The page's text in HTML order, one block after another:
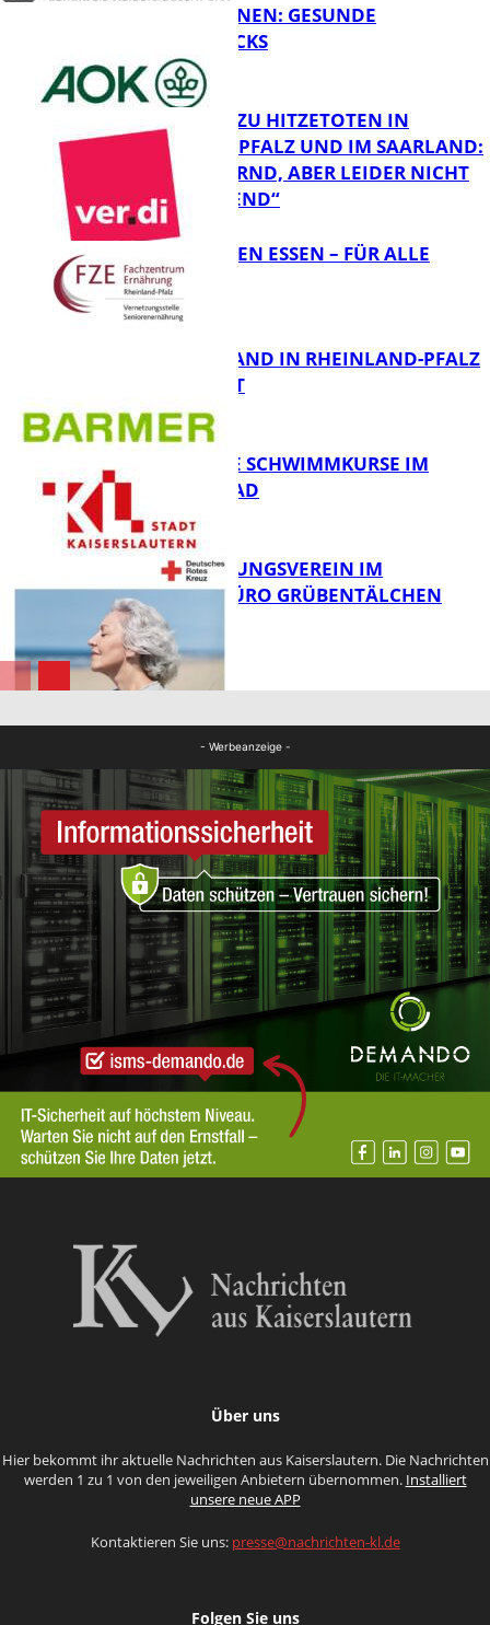
FB Gesundheit
FB Gesundheit
FIT FÜRS LERNEN: GESUNDE
PAUSENSNACKS
FB Gesundheit
RKI-ZAHLEN ZU HITZETOTEN IN
RHEINLAND-PFALZ UND IM SAARLAND:
„ERSCHÜTTERND, ABER LEIDER NICHT
ÜBERRASCHEND“
FB Gesundheit
„AUSGEWOGEN ESSEN – FÜR ALLE
MÖGLICH?!“
FB Gesundheit
KRANKENSTAND IN RHEINLAND-PFALZ
SINKT LEICHT
KOSTENLOSE SCHWIMMKURSE IM
WARMFREIBAD
DRK BETREUUNGSVEREIN IM
STADTTEILBÜRO GRÜBENTÄLCHEN
- Werbeanzeige -
Über uns
Hier bekommt ihr aktuelle Nachrichten aus Kaiserslautern. Die Nachrichten
werden 1 zu 1 von den jeweiligen Anbietern übernommen. Installiert
unsere neue APP
Kontaktieren Sie uns: presse@nachrichten-kl.de
Folgen Sie uns